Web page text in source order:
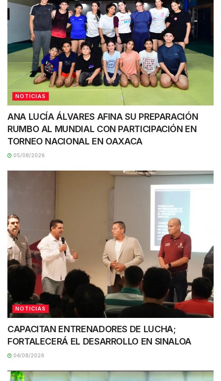
NOTICIAS
ANA LUCÍA ÁLVARES AFINA SU PREPARACIÓN
RUMBO AL MUNDIAL CON PARTICIPACIÓN EN
TORNEO NACIONAL EN OAXACA
05/08/2026
NOTICIAS
CAPACITAN ENTRENADORES DE LUCHA;
FORTALECERÁ EL DESARROLLO EN SINALOA
04/08/2026